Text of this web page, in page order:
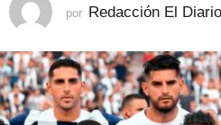
s
e
l
a
por Redacción El Diario